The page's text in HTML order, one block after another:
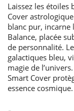
Laissez les étoiles
Cover
blanc pur, incarne
Balance, placée
de personnalité.
galactiques bleu,
magie de
Smart Cover
essence cosmique.